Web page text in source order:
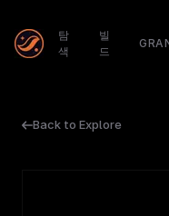
탐
색
빌
드
Back to Explore